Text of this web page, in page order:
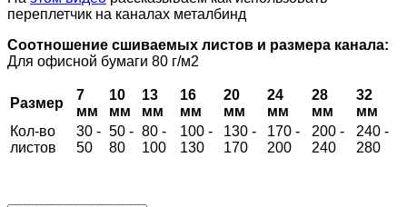
переплетчик на каналах металбинд
Соотношение сшиваемых листов и размера канала:
Для офисной бумаги 80 г/м2
Размер
7
мм
10
мм
13
мм
16
мм
20
мм
24
мм
28
мм
32
мм
Кол-во
листов
30 -
50
50 -
80
80 -
100
100 -
130
130 -
170
170 -
200
200 -
240
240 -
280